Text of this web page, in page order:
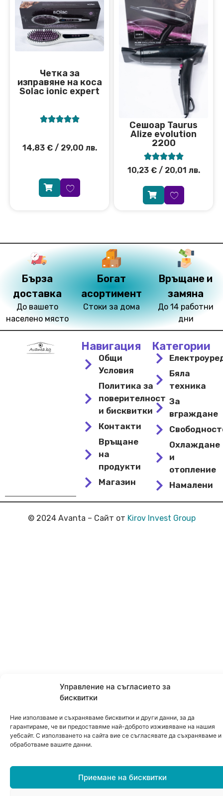
Управление на съгласието за
бисквитки
Ние използваме и съхраняваме бисквитки и други данни, за да
гарантираме, че ви предоставяме най-доброто изживяване на нашия
уебсайт. С използването на сайта вие се съгласявате да съхраняваме и
обработваме вашите данни.
Приемане на бисквитки
Четка за
изправяне на коса
Solac ionic expert

14,83 €/ 29,00 лв.
Сешоар Taurus
Аlize evolution
2200

10,23 €/ 20,01 лв.
Бърза
доставка
До вашето
населено място
Богат
асортимент
Стоки за дома
Връщане и
замяна
До 14 работни
дни
Навигация
Общи
Условия
Политика за
поверителност
и бисквитки
Контакти
Връщане
на
продукти
Магазин
Категории
Бяла
техника
За
вграждане
Охлаждане
и
отопление
Намалени
© 2024 Avanta – Сайт от Kirov Invest Group